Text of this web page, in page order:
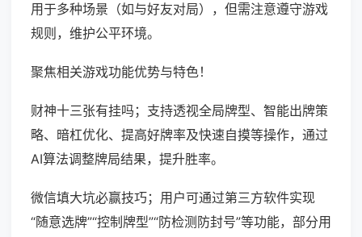
用于多种场景（如与好友对局），但需注意遵守游戏
规则，维护公平环境。
聚焦相关游戏功能优势与特色！
财神十三张有挂吗；支持透视全局牌型、智能出牌策
略、暗杠优化、提高好牌率及快速自摸等操作，通过
AI算法调整牌局结果，提升胜率。
微信填大坑必赢技巧；用户可通过第三方软件实现
“随意选牌”“控制牌型”“防检测防封号”等功能，部分用